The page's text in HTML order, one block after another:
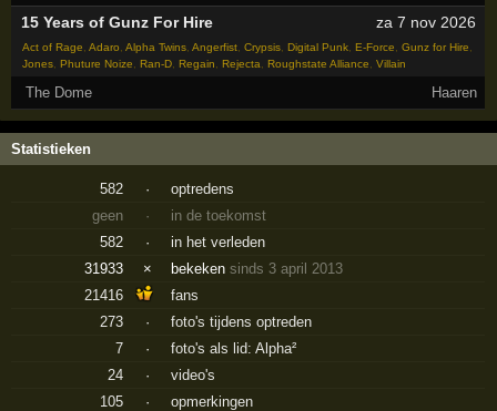
15 Years of Gunz For Hire za 7 nov 2026
Act of Rage ,Adaro ,Alpha Twins ,Angerfist ,Crypsis ,Digital Punk ,E-Force ,Gunz for Hire
Jones ,Phuture Noize ,Ran-D ,Regain ,Rejecta ,Roughstate Alliance ,Villain
The Dome Haaren
Statistieken
582 ·
optredens
geen
·
in de toekomst
582
·
in het verleden
31933
× bekekensinds 3 april 2013
21416
fans
273
·
foto's tijdens optreden
7
·
foto's als lid: Alpha²
24
·
video's
105
·
opmerkingen